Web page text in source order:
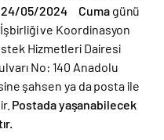
24/05/2024 Cumagünü
ve Koordinasyon
Hizmetleri Dairesi
No: 140 Anadolu
şahsen ya da posta ile
Postada yaşanabilecek